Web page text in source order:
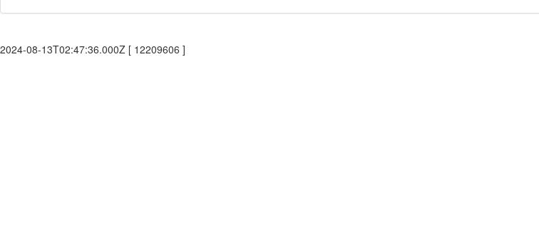
2024-08-13T02:47:36.000Z [ 12209606 ]